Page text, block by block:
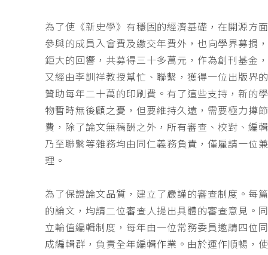
為了使《新史學》有穩固的經濟基礎，在開源方
參與的成員入會費及繳交年費外，也向學界募捐
鉅大的回響，共募得三十多萬元，作為創刊基金
又經由李訓祥教授幫忙、聯繫，獲得一位出版界
贊助每年二十萬的印刷費。有了這些支持，新的
物暫時無後顧之憂，但要維持久遠，需要極力撙
費，除了論文無稿酬之外，所有審查、校對、編
乃至聯繫等雜務均由同仁義務負責，僅雇請一位
理。
為了保證論文品質，建立了嚴謹的審查制度。每
的論文，均請二位審查人提出具體的審查意見。
立輪值編輯制度，每年由一位常務委員邀請四位
成編輯群，負責全年編輯作業。由於運作順暢，